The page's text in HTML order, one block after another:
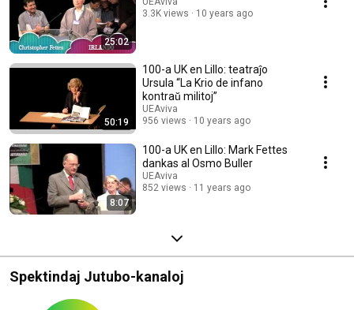
25:02
3.3K views
10 years ago
50:19
100-a UK en Lillo: teatraĵo
Ursula “La Krio de infano
kontraŭ militoj”
UEAviva
956 views
10 years ago
8:07
100-a UK en Lillo: Mark Fettes
dankas al Osmo Buller
UEAviva
852 views
11 years ago
Spektindaj Jutubo-kanaloj